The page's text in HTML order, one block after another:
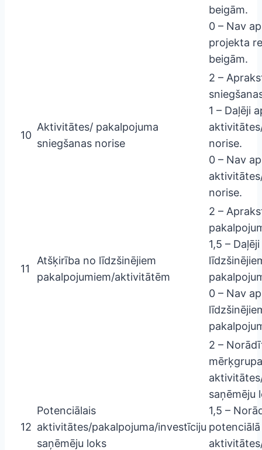
beigām.
0 – Nav
projekta
beigām.
10
Aktivitātes/ pakalpojuma
sniegšanas norise
2 –
1 – Daļēji
norise.
0 – Nav
norise.
11
Atšķirība no līdzšinējiem
pakalpojumiem/aktivitātēm
2 –
1,5 –
0 – Nav
12
Potenciālais
aktivitātes/pakalpojuma/investīciju
saņēmēju loks
2 –
saņēmēju
1,5 –